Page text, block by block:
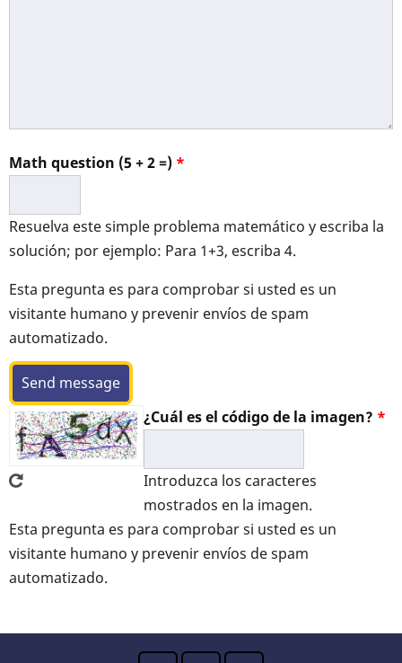
Math question (5 + 2 =)
Resuelva este simple problema matemático y escriba la
solución; por ejemplo: Para 1+3, escriba 4.
Esta pregunta es para comprobar si usted es un
visitante humano y prevenir envíos de spam
automatizado.
¿Cuál es el código de la imagen?
Introduzca los caracteres
mostrados en la imagen.
Esta pregunta es para comprobar si usted es un
visitante humano y prevenir envíos de spam
automatizado.